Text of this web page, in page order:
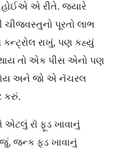
હોઈએ એ રીતે. જ્યારે
ચીજવસ્તુનો પૂરતો લાભ
રાખું, પણ કહ્યું
તો એક પીસ એનો પણ
અને જો એ નૅચરલ
કરું.
રૉ ફૂડ ખાવાનું
જન્ક ફૂડ ખાવાનું